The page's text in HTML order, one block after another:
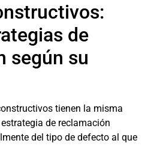
de
según su
tienen la misma
de reclamación
del tipo de defecto al que